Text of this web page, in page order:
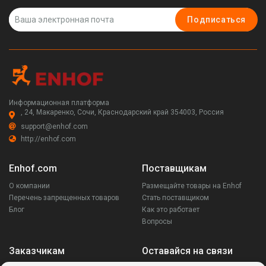
Подписаться
Информационная платформа
, 24, Макаренко, Сочи, Краснодарский край 354003, Россия
support@enhof.com
http://enhof.com
Enhof.com
О компании
Перечень запрещенных товаров
Блог
Поставщикам
Размещайте товары на Enhof
Стать поставщиком
Как это работает
Вопросы
Заказчикам Оставайся на связи